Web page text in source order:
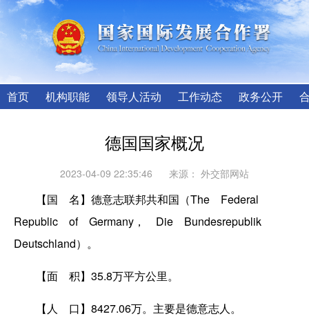
首页 机构职能 领导人活动 工作动态 政务公开
德国国家概况
2023-04-09 22:35:46 来源： 外交部网站
【国 名】德意志联邦共和国（The Federal
Republic of Germany， Die Bundesrepublik
Deutschland）。
【面 积】35.8万平方公里。
【人 口】8427.06万。主要是德意志人。